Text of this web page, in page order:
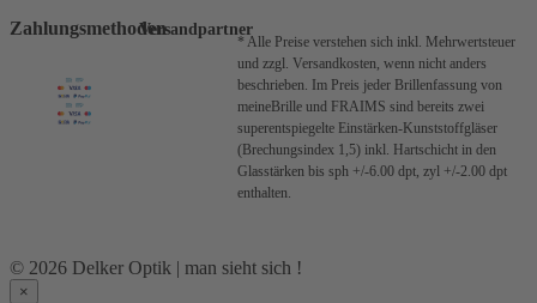
ZahlungsmethodenVersandpartner
* Alle Preise verstehen sich inkl. Mehrwertsteuer
und zzgl. Versandkosten, wenn nicht anders
beschrieben. Im Preis jeder Brillenfassung von
meineBrille und FRAIMS sind bereits zwei
superentspiegelte Einstärken-Kunststoffgläser
(Brechungsindex 1,5) inkl. Hartschicht in den
Glasstärken bis sph +/-6.00 dpt, zyl +/-2.00 dpt
enthalten.
© 2026 Delker Optik | man sieht sich !
×